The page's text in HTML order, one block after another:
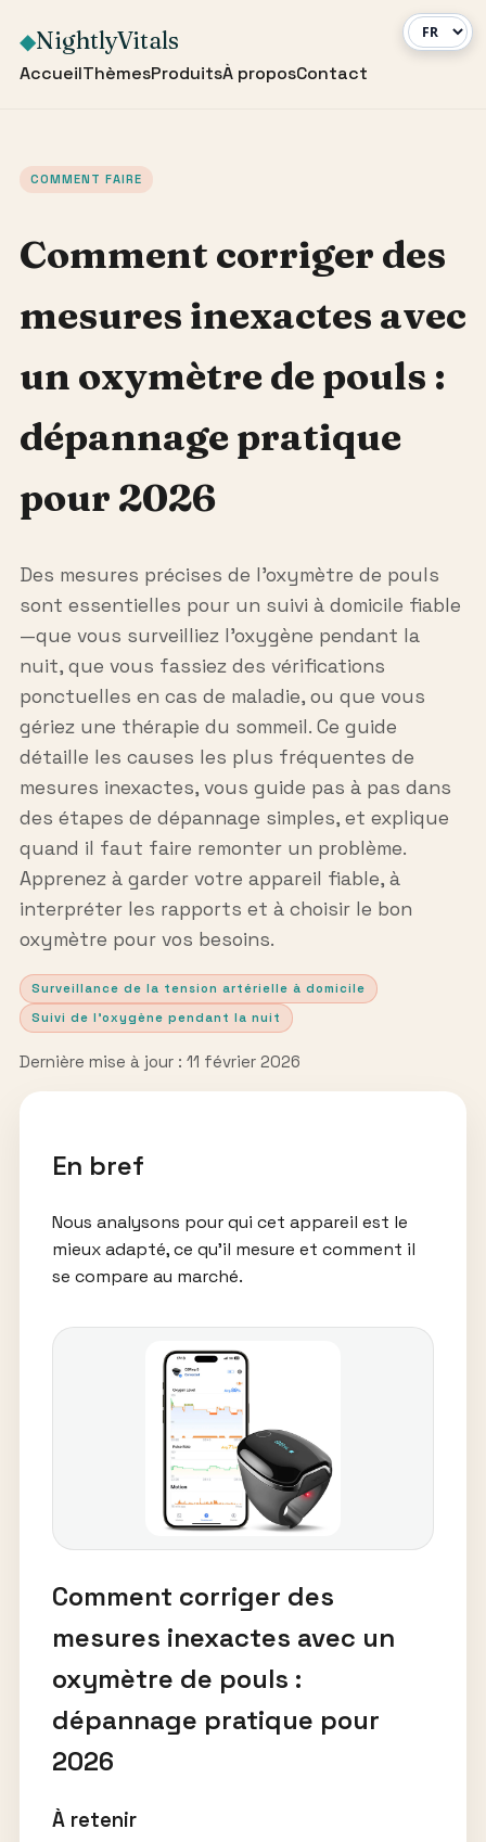
◆NightlyVitals
AccueilThèmesProduitsÀ proposContact
COMMENT FAIRE
Comment corriger des
mesures inexactes avec
un oxymètre de pouls :
dépannage pratique
pour 2026
Des mesures précises de l’oxymètre de pouls
sont essentielles pour un suivi à domicile fiable
—que vous surveilliez l’oxygène pendant la
nuit, que vous fassiez des vérifications
ponctuelles en cas de maladie, ou que vous
gériez une thérapie du sommeil. Ce guide
détaille les causes les plus fréquentes de
mesures inexactes, vous guide pas à pas dans
des étapes de dépannage simples, et explique
quand il faut faire remonter un problème.
Apprenez à garder votre appareil fiable, à
interpréter les rapports et à choisir le bon
oxymètre pour vos besoins.
Surveillance de la tension artérielle à domicile
Suivi de l’oxygène pendant la nuit
Dernière mise à jour : 11 février 2026
En bref
Nous analysons pour qui cet appareil est le
mieux adapté, ce qu’il mesure et comment il
se compare au marché.
Comment corriger des
mesures inexactes avec un
oxymètre de pouls :
dépannage pratique pour
2026
À retenir